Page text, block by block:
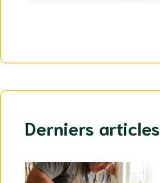
Derniers articles